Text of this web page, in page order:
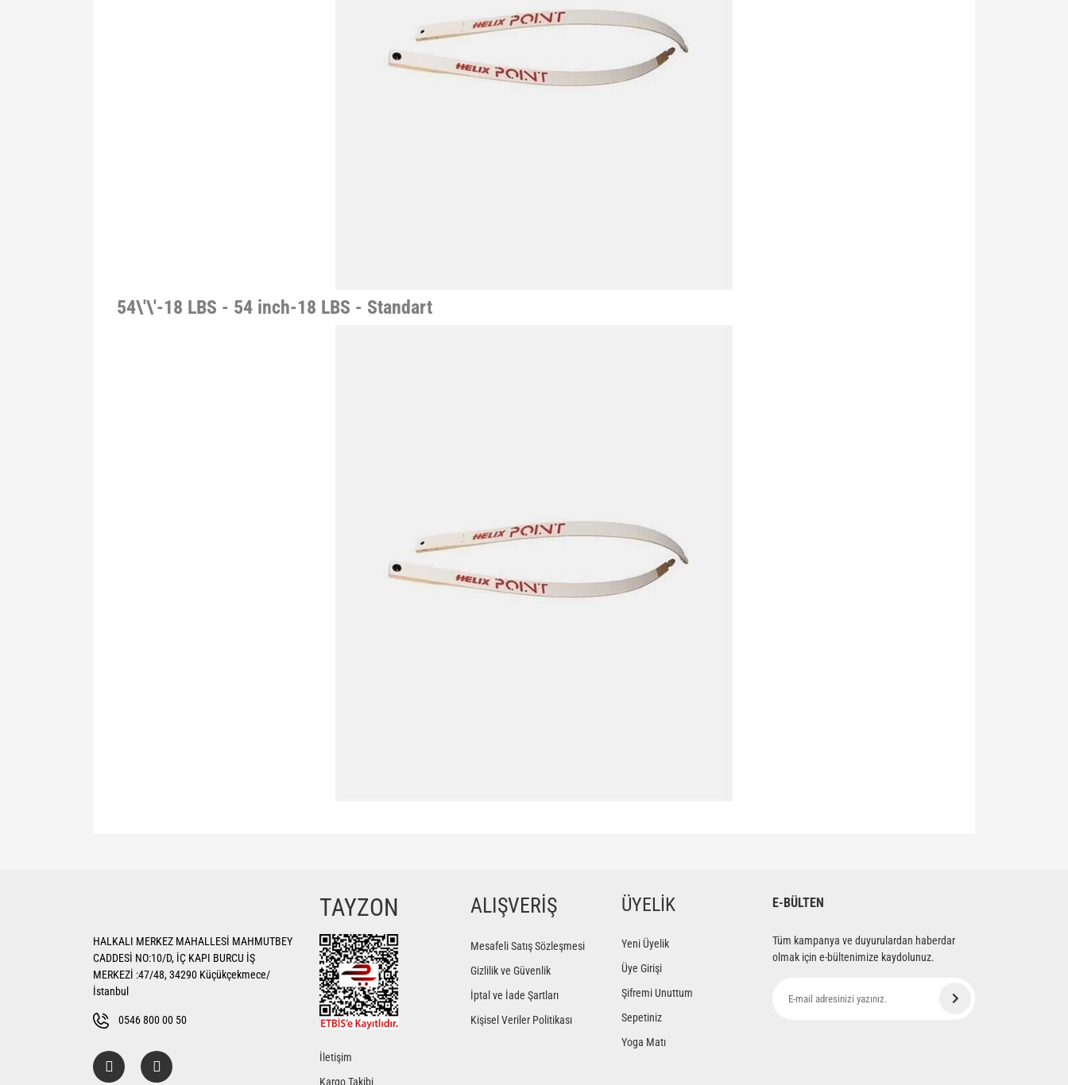
54\'\'-18 LBS - 54 inch-18 LBS - Standart
Yorum Yaz
Ürün resmi kalitesiz, bozuk veya görüntülenemiyor.
Ürün bilgilerinde hatalar bulunuyor.
Ürün fiyatı diğer sitelerden daha pahalı.
HALKALI MERKEZ MAHALLESİ MAHMUTBEY
CADDESİ NO:10/D, İÇ KAPI BURCU İŞ
MERKEZİ :47/48, 34290 Küçükçekmece/
İstanbul
0546 800 00 50
TAYZON
İletişim
Kargo Takibi
ALIŞVERİŞ
Mesafeli Satış Sözleşmesi
Gizlilik ve Güvenlik
İptal ve İade Şartları
Kişisel Veriler Politikası
ÜYELİK
Yeni Üyelik
Üye Girişi
Şifremi Unuttum
Sepetiniz
Yoga Matı
E-BÜLTEN
Tüm kampanya ve duyurulardan haberdar
olmak için e-bültenimize kaydolunuz.